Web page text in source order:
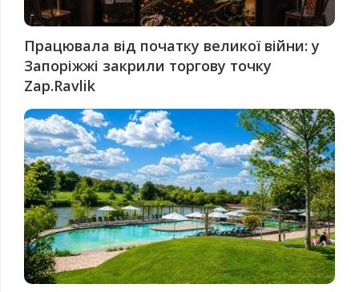
Працювала від початку великої війни: у
Запоріжжі закрили торгову точку
Zap.Ravlik